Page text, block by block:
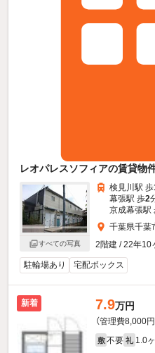
レオパレスソフィアの賃貸物
すべての写真
検見川駅 歩
幕張駅 歩2
京成幕張駅
千葉県千葉
2階建 / 22年10
駐輪場あり 宅配ボックス
新着 7.9万円
（管理費8,000円
敷 不要 礼 1.0